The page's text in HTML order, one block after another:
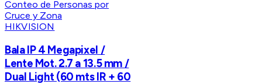
HIKVISION
Bala IP 4 Megapixel /
Lente Mot. 2.7 a 13.5 mm /
Dual Light (60 mts IR + 60